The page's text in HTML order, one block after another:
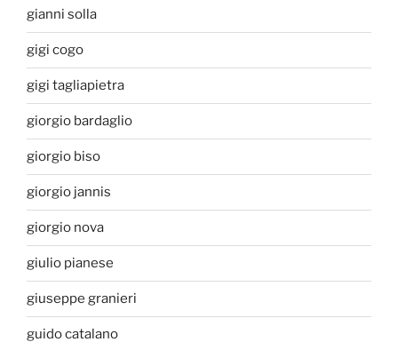
gianni solla
gigi cogo
gigi tagliapietra
giorgio bardaglio
giorgio biso
giorgio jannis
giorgio nova
giulio pianese
giuseppe granieri
guido catalano